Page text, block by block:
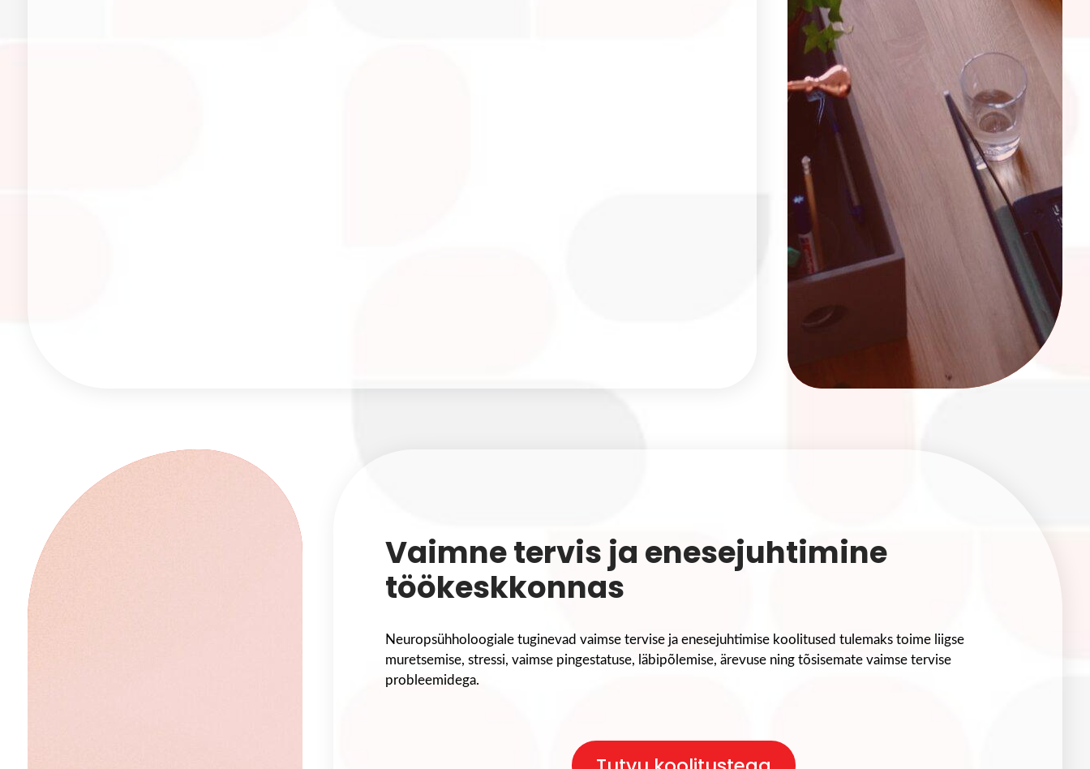
Vaimne tervis ja enesejuhtimine
töökeskkonnas
Neuropsühholoogiale tuginevad vaimse tervise ja enesejuhtimise koolitused tulemaks toime liigse
muretsemise, stressi, vaimse pingestatuse, läbipõlemise, ärevuse ning tõsisemate vaimse tervise
probleemidega.